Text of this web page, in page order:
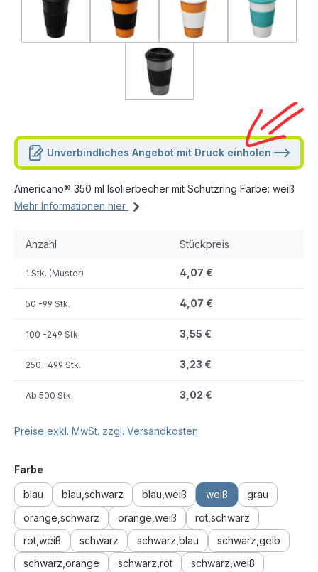
Unverbindliches Angebot mit Druck einholen
Americano® 350 ml Isolierbecher mit Schutzring Farbe: weiß
Mehr Informationen hier
Anzahl Stückpreis
1 Stk. (Muster) 4,07 €
50 -99 Stk. 4,07 €
100 -249 Stk. 3,55 €
250 -499 Stk. 3,23 €
Ab 500 Stk. 3,02 €
Preise exkl. MwSt. zzgl. Versandkosten
Farbe
blau blau,schwarz blau,weiß weiß
grau
orange,schwarz
orange,weiß
rot,schwarz
rot,weiß
schwarz schwarz,blau
schwarz,gelb
schwarz,orange
schwarz,rot
schwarz,weiß